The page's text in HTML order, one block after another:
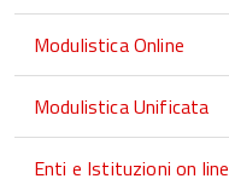
Modulistica Online
Modulistica Unificata
Enti e Istituzioni on line